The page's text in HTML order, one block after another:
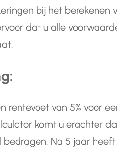
bij het berekenen
dat u alle
rentevoet van 5% voor
komt u erachter
bedragen. Na 5 jaar heeft